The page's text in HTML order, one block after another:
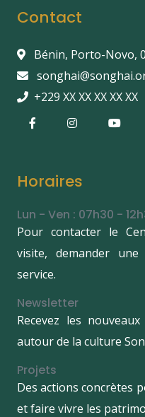
Contact
Bénin, Porto-Novo,
+229 XX XX XX XX XX
Horaires
Lun - Ven : 07h30 -
Pour contacter le
visite, demander
service.
Newsletter
Recevez les
autour de la culture
Projets
Des actions concrètes
et faire vivre les